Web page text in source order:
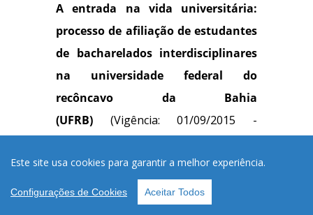
Este site usa cookies para garantir a melhor experiência.
Configurações de Cookies Aceitar Todos
A entrada na vida universitária:
processo de afiliação de estudantes
de bacharelados interdisciplinares
na universidade federal do
recôncavo da Bahia
(UFRB) (Vigência: 01/09/2015 -
Resumo: Nos últimos anos o acesso
ao ensino superior conheceu no